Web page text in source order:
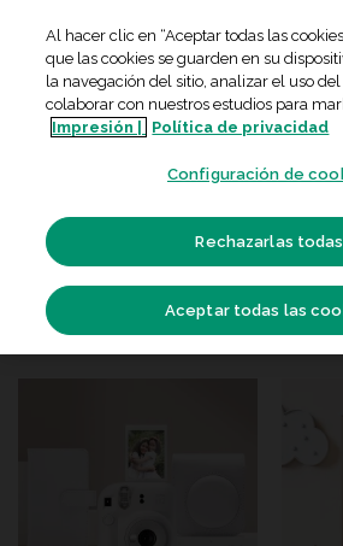
content
/ OCASIONES
FILTRAR
Al hacer clic en “Aceptar todas las
que las cookies se guarden en su
la navegación del sitio, analizar el uso
colaborar con nuestros estudios para
Impresión |
Política de privacidad
Configuración de
Rechazarlas todas
Aceptar todas las